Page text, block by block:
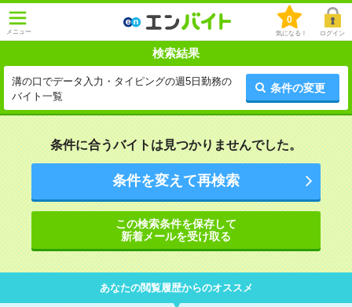
メニュー
0
気になる！ ログイン
検索結果
溝の口でデータ入力・タイピングの週5日勤務の
バイト一覧
条件の変更
条件に合うバイトは見つかりませんでした。
条件を変えて再検索
この検索条件を保存して
新着メールを受け取る
あなたの閲覧履歴からのオススメ